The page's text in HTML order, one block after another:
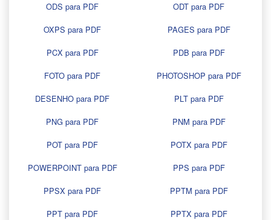
ODS para PDF
ODT para PDF
OXPS para PDF
PAGES para PDF
PCX para PDF
PDB para PDF
FOTO para PDF
PHOTOSHOP para PDF
DESENHO para PDF
PLT para PDF
PNG para PDF
PNM para PDF
POT para PDF
POTX para PDF
POWERPOINT para PDF
PPS para PDF
PPSX para PDF
PPTM para PDF
PPT para PDF
PPTX para PDF